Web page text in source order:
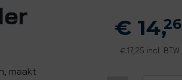
maakt
€ 14,26
€17,25 incl. BTW